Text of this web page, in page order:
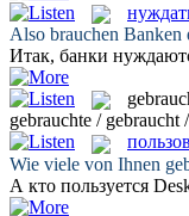
Also brauchen Banken
Итак, банки
gebrauchte / gebraucht
Wie viele von Ihnen
А кто пользуется